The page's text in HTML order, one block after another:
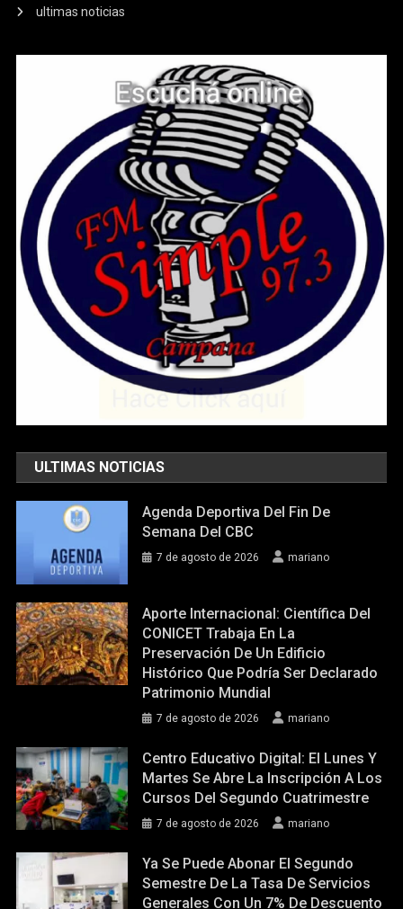
ultimas noticias
ULTIMAS NOTICIAS
Agenda Deportiva Del Fin De
Semana Del CBC
7 de agosto de 2026 mariano
Aporte Internacional: Científica Del
CONICET Trabaja En La
Preservación De Un Edificio
Histórico Que Podría Ser Declarado
Patrimonio Mundial
7 de agosto de 2026 mariano
Centro Educativo Digital: El Lunes Y
Martes Se Abre La Inscripción A Los
Cursos Del Segundo Cuatrimestre
7 de agosto de 2026 mariano
Ya Se Puede Abonar El Segundo
Semestre De La Tasa De Servicios
Generales Con Un 7% De Descuento